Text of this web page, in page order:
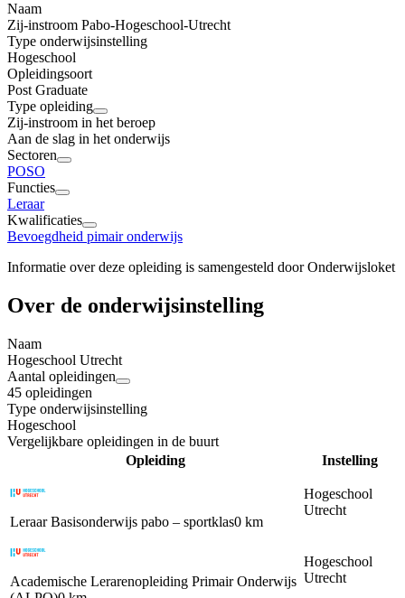
Naam
Zij-instroom Pabo-Hogeschool-Utrecht
Type onderwijsinstelling
Hogeschool
Opleidingsoort
Post Graduate
Type opleiding
Zij-instroom in het beroep
Aan de slag in het onderwijs
Sectoren
POSO
Functies
Leraar
Kwalificaties
Bevoegdheid pimair onderwijs
Informatie over deze opleiding is samengesteld doorOnderwijsloket
Over de onderwijsinstelling
Naam
Hogeschool Utrecht
Aantal opleidingen
45 opleidingen
Type onderwijsinstelling
Hogeschool
Vergelijkbare opleidingen in de buurt
Opleiding
Instelling
Leraar Basisonderwijs pabo – sportklas0 km
Hogeschool
Utrecht
Academische Lerarenopleiding Primair Onderwijs
Hogeschool
Utrecht